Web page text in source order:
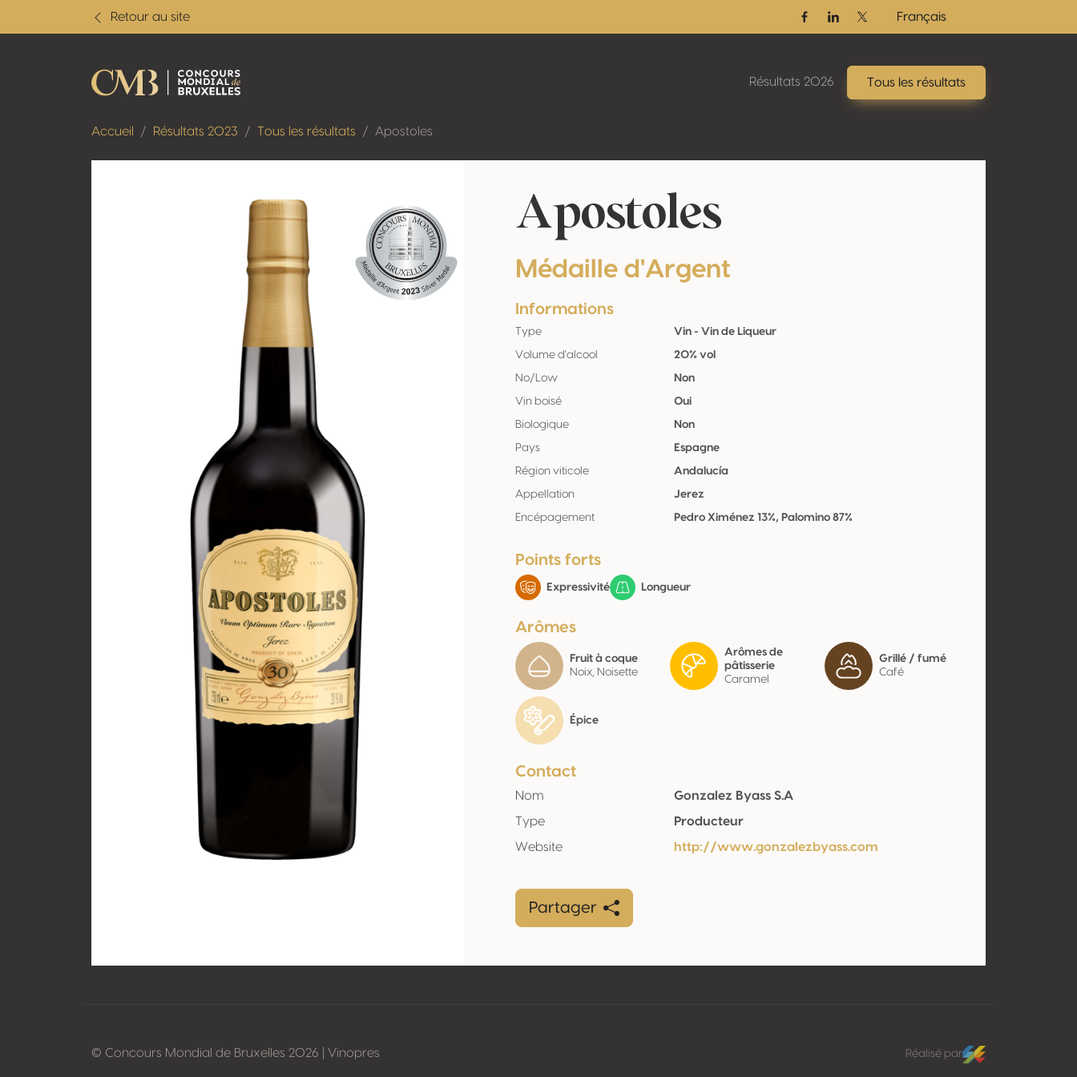
Retour au site
FacebookLinkedinTwitter / X
Français
Résultats 2026 Tous les résultats
Accueil Résultats 2023 Tous les résultats Apostoles
Apostoles
Médaille d'Argent
Informations
Type Vin - Vin de Liqueur
Volume d'alcool 20% vol
No/Low Non
Vin boisé Oui
Biologique Non
Pays Espagne
Région viticole Andalucía
Appellation Jerez
Encépagement Pedro Ximénez 13%, Palomino 87%
Points forts
Expressivité Longueur
Arômes
Fruit à coque
Noix, Noisette
Arômes de
pâtisserie
Caramel
Grillé / fumé
Café
Épice
Contact
Nom
Gonzalez Byass S.A
Type
Producteur
Website
http://www.gonzalezbyass.com
Partager
© Concours Mondial de Bruxelles 2026 | Vinopres Réalisé par